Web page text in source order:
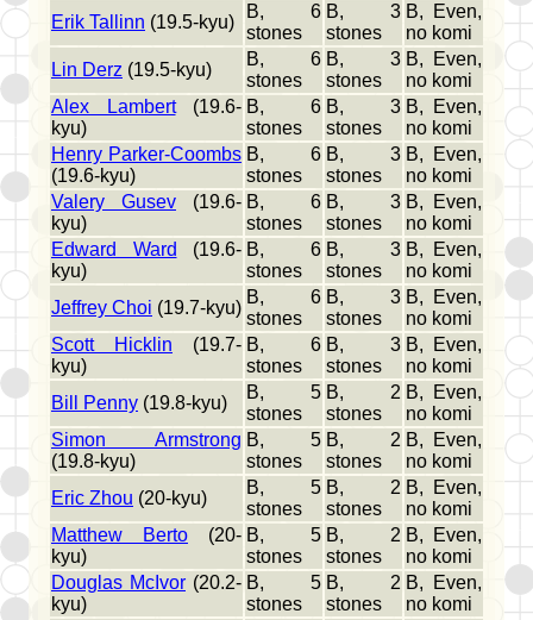
Erik Tallinn (19.5-kyu)
B, 6
stones
B, 3
stones
B, Even,
no komi
Lin Derz (19.5-kyu)
B, 6
stones
B, 3
stones
B, Even,
no komi
Alex Lambert(19.6-
kyu)
B, 6
stones
B, 3
stones
B, Even,
no komi
Henry Parker-Coombs
(19.6-kyu)
B, 6
stones
B, 3
stones
B, Even,
no komi
Valery Gusev (19.6-
kyu)
B, 6
stones
B, 3
stones
B, Even,
no komi
Edward Ward (19.6-
kyu)
B, 6
stones
B, 3
stones
B, Even,
no komi
Jeffrey Choi (19.7-kyu)
B, 6
stones
B, 3
stones
B, Even,
no komi
Scott Hicklin (19.7-
kyu)
B, 6
stones
B, 3
stones
B, Even,
no komi
Bill Penny (19.8-kyu)
B, 5
stones
B, 2
stones
B, Even,
no komi
Simon Armstrong
(19.8-kyu)
B, 5
stones
B, 2
stones
B, Even,
no komi
Eric Zhou (20-kyu)
B, 5
stones
B, 2
stones
B, Even,
no komi
Matthew Berto (20-
kyu)
B, 5
stones
B, 2
stones
B, Even,
no komi
Douglas McIvor (20.2-
kyu)
B, 5
stones
B, 2
stones
B, Even,
no komi